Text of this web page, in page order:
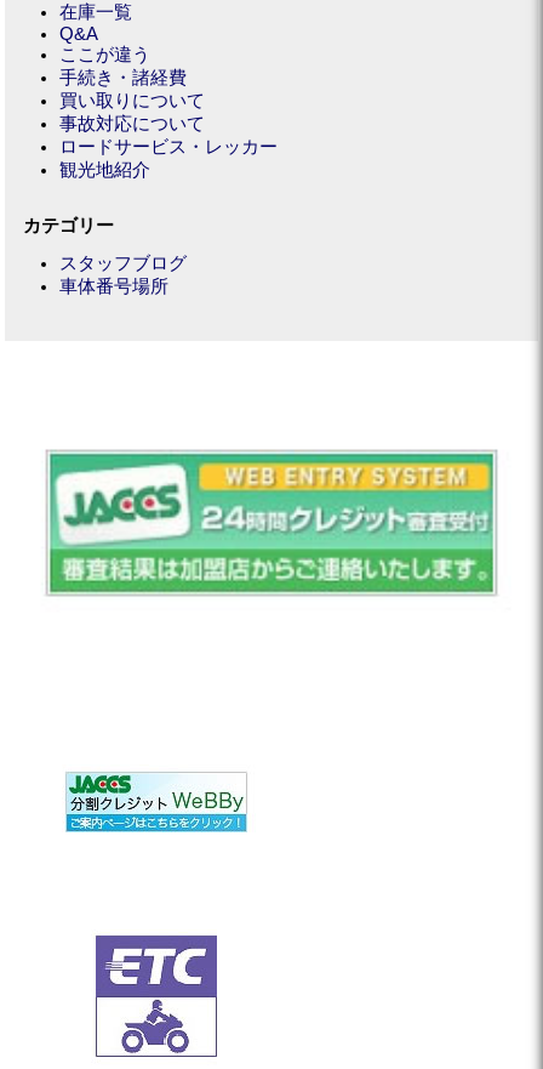
在庫一覧
Q&A
ここが違う
手続き・諸経費
買い取りについて
事故対応について
ロードサービス・レッカー
観光地紹介
カテゴリー
スタッフブログ
車体番号場所